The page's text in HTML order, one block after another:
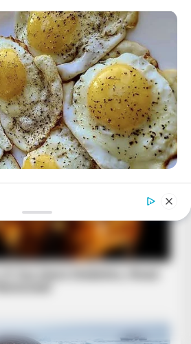
Day, This Is What Happens To